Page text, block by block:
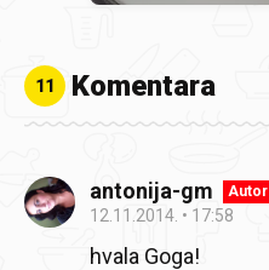
11 Komentara
antonija-gm Autor
12.11.2014. 17:58
hvala Goga!